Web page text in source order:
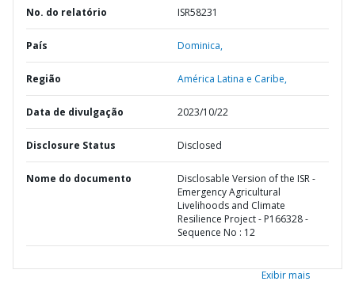
No. do relatório ISR58231
País Dominica,
Região América Latina e Caribe,
Data de divulgação 2023/10/22
Disclosure Status Disclosed
Nome do documento
Disclosable Version of the ISR -
Emergency Agricultural
Livelihoods and Climate
Resilience Project - P166328 -
Sequence No : 12
Exibir mais